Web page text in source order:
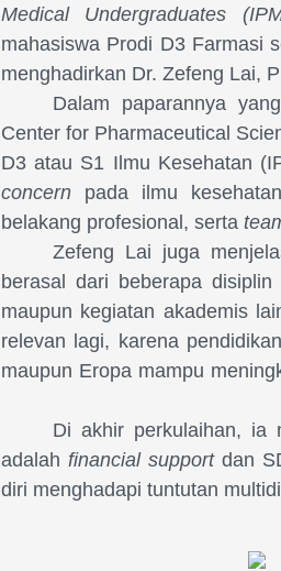
Medical Undergraduates
mahasiswa Prodi D3 Farmasi
menghadirkan Dr. Zefeng Lai,
Dalam paparannya
Center for Pharmaceutical
D3 atau S1 Ilmu Kesehatan
concern pada ilmu
belakang profesional, serta
Zefeng Lai juga
berasal dari beberapa
maupun kegiatan akademis
relevan lagi, karena
maupun Eropa mampu
Di akhir perkulaihan, ia
adalahfinancial supportdan
diri menghadapi tuntutan